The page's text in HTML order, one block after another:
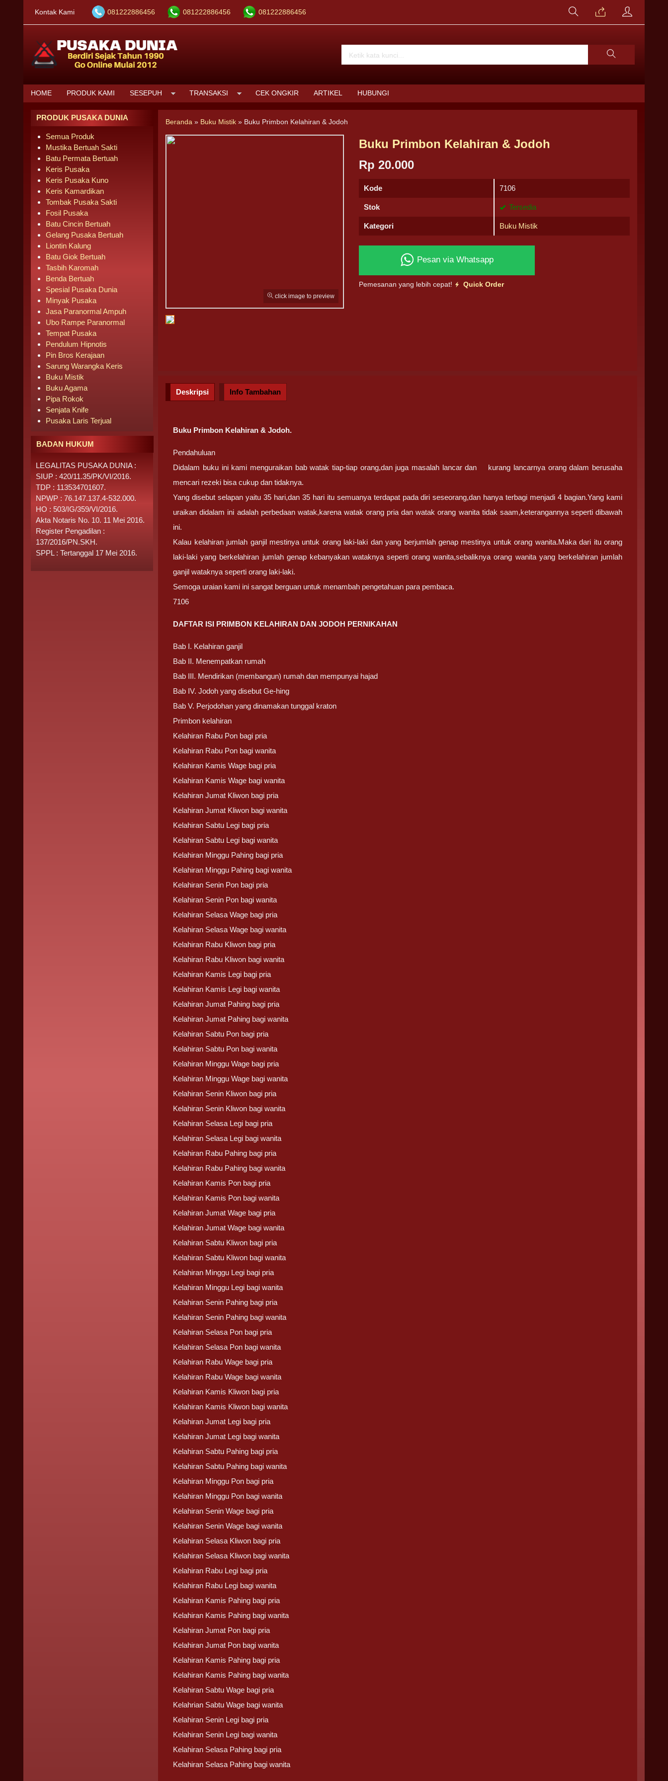
Kontak Kami 081222886456 081222886456 081222886456
HOME PRODUK KAMI SESEPUH TRANSAKSI CEK ONGKIR ARTIKEL HUBUNGI
Beranda » Buku Mistik » Buku Primbon Kelahiran & Jodoh
click image to preview
Buku Primbon Kelahiran & Jodoh
Rp 20.000
Kode 7106
Stok Tersedia
Kategori Buku Mistik
Pesan via Whatsapp
Pemesanan yang lebih cepat! Quick Order
Deskripsi Info Tambahan
Buku Primbon Kelahiran & Jodoh.
Pendahuluan
Didalam buku ini kami menguraikan bab watak tiap-tiap orang,dan juga masalah lancar dan kurang lancarnya orang dalam berusaha
mencari rezeki bisa cukup dan tidaknya.
Yang disebut selapan yaitu 35 hari,dan 35 hari itu semuanya terdapat pada diri seseorang,dan hanya terbagi menjadi 4 bagian.Yang kami
uraikan didalam ini adalah perbedaan watak,karena watak orang pria dan watak orang wanita tidak saam,keterangannya seperti dibawah
ini.
Kalau kelahiran jumlah ganjil mestinya untuk orang laki-laki dan yang berjumlah genap mestinya untuk orang wanita.Maka dari itu orang
laki-laki yang berkelahiran jumlah genap kebanyakan wataknya seperti orang wanita,sebaliknya orang wanita yang berkelahiran jumlah
ganjil wataknya seperti orang laki-laki.
Semoga uraian kami ini sangat berguan untuk menambah pengetahuan para pembaca.
7106
DAFTAR ISI PRIMBON KELAHIRAN DAN JODOH PERNIKAHAN
Bab I. Kelahiran ganjil
Bab II. Menempatkan rumah
Bab III. Mendirikan (membangun) rumah dan mempunyai hajad
Bab IV. Jodoh yang disebut Ge-hing
Bab V. Perjodohan yang dinamakan tunggal kraton
Primbon kelahiran
Kelahiran Rabu Pon bagi pria
Kelahiran Rabu Pon bagi wanita
Kelahiran Kamis Wage bagi pria
Kelahiran Kamis Wage bagi wanita
Kelahiran Jumat Kliwon bagi pria
Kelahiran Jumat Kliwon bagi wanita
Kelahiran Sabtu Legi bagi pria
Kelahiran Sabtu Legi bagi wanita
Kelahiran Minggu Pahing bagi pria
Kelahiran Minggu Pahing bagi wanita
Kelahiran Senin Pon bagi pria
Kelahiran Senin Pon bagi wanita
Kelahiran Selasa Wage bagi pria
Kelahiran Selasa Wage bagi wanita
Kelahiran Rabu Kliwon bagi pria
Kelahiran Rabu Kliwon bagi wanita
Kelahiran Kamis Legi bagi pria
Kelahiran Kamis Legi bagi wanita
Kelahiran Jumat Pahing bagi pria
Kelahiran Jumat Pahing bagi wanita
Kelahiran Sabtu Pon bagi pria
Kelahiran Sabtu Pon bagi wanita
Kelahiran Minggu Wage bagi pria
Kelahiran Minggu Wage bagi wanita
Kelahiran Senin Kliwon bagi pria
Kelahiran Senin Kliwon bagi wanita
Kelahiran Selasa Legi bagi pria
Kelahiran Selasa Legi bagi wanita
Kelahiran Rabu Pahing bagi pria
Kelahiran Rabu Pahing bagi wanita
Kelahiran Kamis Pon bagi pria
Kelahiran Kamis Pon bagi wanita
Kelahiran Jumat Wage bagi pria
Kelahiran Jumat Wage bagi wanita
Kelahiran Sabtu Kliwon bagi pria
Kelahiran Sabtu Kliwon bagi wanita
Kelahiran Minggu Legi bagi pria
Kelahiran Minggu Legi bagi wanita
Kelahiran Senin Pahing bagi pria
Kelahiran Senin Pahing bagi wanita
Kelahiran Selasa Pon bagi pria
Kelahiran Selasa Pon bagi wanita
Kelahiran Rabu Wage bagi pria
Kelahiran Rabu Wage bagi wanita
Kelahiran Kamis Kliwon bagi pria
Kelahiran Kamis Kliwon bagi wanita
Kelahiran Jumat Legi bagi pria
Kelahiran Jumat Legi bagi wanita
Kelahiran Sabtu Pahing bagi pria
Kelahiran Sabtu Pahing bagi wanita
Kelahiran Minggu Pon bagi pria
Kelahiran Minggu Pon bagi wanita
Kelahiran Senin Wage bagi pria
Kelahiran Senin Wage bagi wanita
Kelahiran Selasa Kliwon bagi pria
Kelahiran Selasa Kliwon bagi wanita
Kelahiran Rabu Legi bagi pria
Kelahiran Rabu Legi bagi wanita
Kelahiran Kamis Pahing bagi pria
Kelahiran Kamis Pahing bagi wanita
Kelahiran Jumat Pon bagi pria
Kelahiran Jumat Pon bagi wanita
Kelahiran Kamis Pahing bagi pria
Kelahiran Kamis Pahing bagi wanita
Kelahiran Sabtu Wage bagi pria
Kelahrian Sabtu Wage bagi wanita
Kelahiran Senin Legi bagi pria
Kelahiran Senin Legi bagi wanita
Kelahiran Selasa Pahing bagi pria
Kelahiran Selasa Pahing bagi wanita
PRODUK PUSAKA DUNIA
Semua Produk
Mustika Bertuah Sakti
Batu Permata Bertuah
Keris Pusaka
Keris Pusaka Kuno
Keris Kamardikan
Tombak Pusaka Sakti
Fosil Pusaka
Batu Cincin Bertuah
Gelang Pusaka Bertuah
Liontin Kalung
Batu Giok Bertuah
Tasbih Karomah
Benda Bertuah
Spesial Pusaka Dunia
Minyak Pusaka
Jasa Paranormal Ampuh
Ubo Rampe Paranormal
Tempat Pusaka
Pendulum Hipnotis
Pin Bros Kerajaan
Sarung Warangka Keris
Buku Mistik
Buku Agama
Pipa Rokok
Senjata Knife
Pusaka Laris Terjual
BADAN HUKUM
LEGALITAS PUSAKA DUNIA :
SIUP : 420/11.35/PK/VI/2016.
TDP : 113534701607.
NPWP : 76.147.137.4-532.000.
HO : 503/IG/359/VI/2016.
Akta Notaris No. 10. 11 Mei 2016.
Register Pengadilan :
137/2016/PN.SKH.
SPPL : Tertanggal 17 Mei 2016.